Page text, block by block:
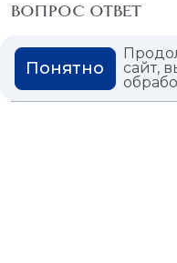
ВОПРОС ОТВЕТ
ГЛОССАРИЙ
сайт,
Понятно